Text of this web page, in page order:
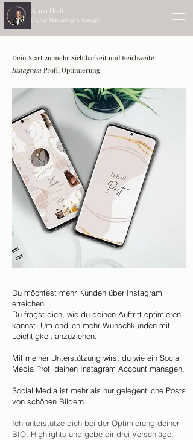
Anna Höfli
Digital Marketing & Design
Dein Start zu mehr Sichtbarkeit und Reichweite
Instagram Profil Optimierung
Du möchtest mehr Kunden über Instagram
erreichen.
Du fragst dich, wie du deinen Auftritt optimieren
kannst. Um endlich mehr Wunschkunden mit
Leichtigkeit anzuziehen.
Mit meiner Unterstützung wirst du wie ein Social
Media Profi deinen Instagram Account managen.
Social Media ist mehr als nur gelegentliche Posts
von schönen Bildern.
Ich unterstütze dich bei der Optimierung deiner
BIO, Highlights und gebe dir drei Vorschläge,